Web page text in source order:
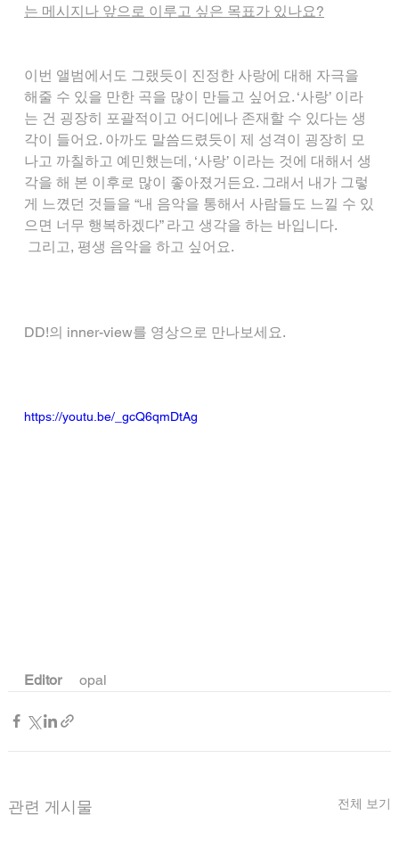
는 메시지나 앞으로 이루고 싶은 목표가 있나요?
이번 앨범에서도 그랬듯이 진정한 사랑에 대해 자극을
해줄 수 있을 만한 곡을 많이 만들고 싶어요. ‘사랑’ 이라
는 건 굉장히 포괄적이고 어디에나 존재할 수 있다는 생
각이 들어요. 아까도 말씀드렸듯이 제 성격이 굉장히 모
나고 까칠하고 예민했는데, ‘사랑’ 이라는 것에 대해서 생
각을 해 본 이후로 많이 좋아졌거든요. 그래서 내가 그렇
게 느꼈던 것들을 “내 음악을 통해서 사람들도 느낄 수 있
으면 너무 행복하겠다” 라고 생각을 하는 바입니다.
그리고, 평생 음악을 하고 싶어요.
DD!의 inner-view를 영상으로 만나보세요.
https://youtu.be/_gcQ6qmDtAg
Editor
     opal
관련 게시물 전체 보기